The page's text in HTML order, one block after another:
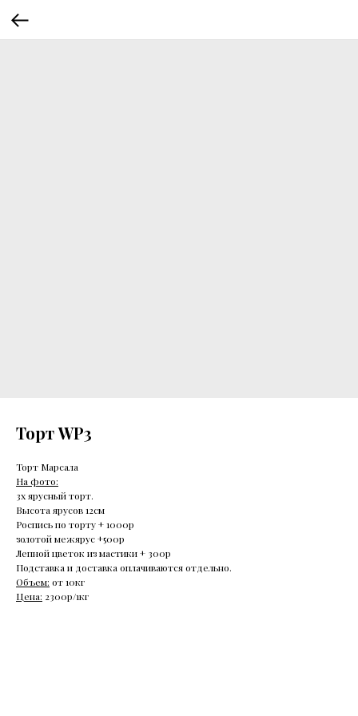
Торт WP3
Торт Марсала
На фото:
3х ярусный торт.
Высота ярусов 12см
Роспись по торту + 1000р
золотой межярус +500р
Лепной цветок из мастики + 300р
Подставка и доставка оплачиваются отдельно.
Объем: от 10кг
Цена: 2300р/1кг